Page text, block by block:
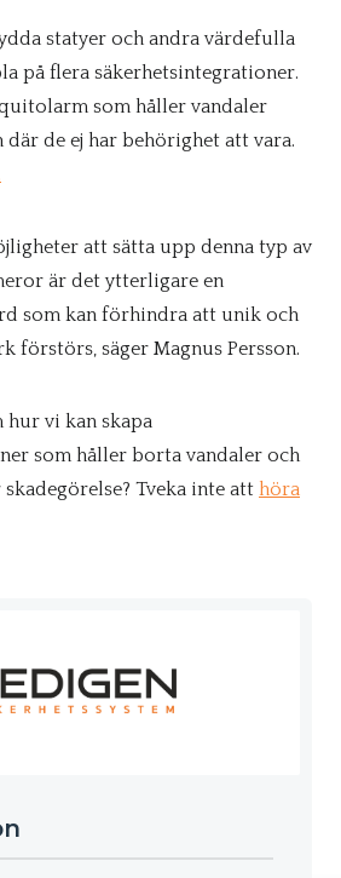
statyer och andra värdefulla
på flera säkerhetsintegrationer.
som håller vandaler
de ej har behörighet att vara.
att sätta upp denna typ av
är det ytterligare en
som kan förhindra att unik och
förstörs, säger Magnus Persson.
vi kan skapa
som håller borta vandaler och
Tveka inte att höra